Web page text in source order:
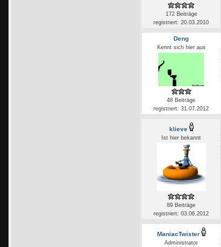
172 Beiträge
registriert: 20.03.2010
Deng
Kennt sich hier aus
48 Beiträge
registriert: 31.07.2012
klieve
Ist hier bekannt
89 Beiträge
registriert: 03.06.2012
ManiacTwister
Administrator